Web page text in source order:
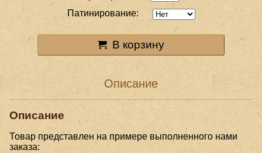
Патинирование:
В корзину
Описание
Описание
Товар представлен на примере выполненного нами
заказа: